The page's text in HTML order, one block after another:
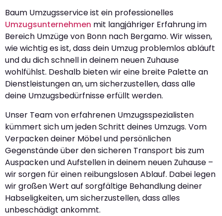
Baum Umzugsservice ist ein professionelles
Umzugsunternehmen mit langjähriger Erfahrung im
Bereich Umzüge von Bonn nach Bergamo. Wir wissen,
wie wichtig es ist, dass dein Umzug problemlos abläuft
und du dich schnell in deinem neuen Zuhause
wohlfühlst. Deshalb bieten wir eine breite Palette an
Dienstleistungen an, um sicherzustellen, dass alle
deine Umzugsbedürfnisse erfüllt werden.
Unser Team von erfahrenen Umzugsspezialisten
kümmert sich um jeden Schritt deines Umzugs. Vom
Verpacken deiner Möbel und persönlichen
Gegenstände über den sicheren Transport bis zum
Auspacken und Aufstellen in deinem neuen Zuhause –
wir sorgen für einen reibungslosen Ablauf. Dabei legen
wir großen Wert auf sorgfältige Behandlung deiner
Habseligkeiten, um sicherzustellen, dass alles
unbeschädigt ankommt.